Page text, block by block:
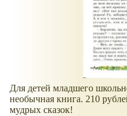
Для детей младшего
необычная книга. 210
мудрых сказок!